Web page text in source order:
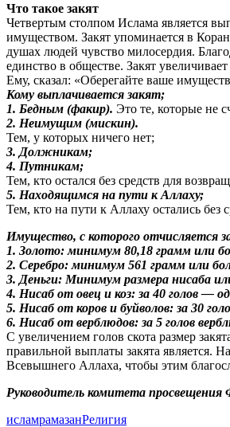
Что такое закят
Четвертым столпом Ислама является
имуществом. Закят упоминается в
душах людей чувство милосердия.
единство в обществе. Закят
Ему, сказал: «Оберегайте ваше
Кому выплачивается закят;
1. Бедным (факир). Это те, которые не
2. Неимущим (мискин).
Тем, у которых ничего нет;
3. Должникам;
4. Путникам;
Тем, кто остался без средств для
5. Находящимся на пути к Аллаху;
Тем, кто на пути к Аллаху остались без
Имущество, с которого отчисляется
1. Золото: минимум 80,18 грамм или
2. Серебро: минимум 561 грамм или
3. Деньги: Минимум размера нисаба
4. Нисаб от овец и коз: за 40 голов —
5. Нисаб от коров и буйволов: за 30
6. Нисаб от верблюдов: за 5 голов
С увеличением голов скота размер
правильной выплаты закята является.
Всевышнего Аллаха, чтобы этим
Руководитель комитета
исламрамазанРелигия